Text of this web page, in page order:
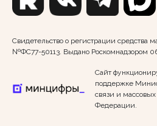
Свидетельство о регистрации средства
№ФС77-50113. Выдано Роскомнадзором
Сайт
поддержке
связи и
Федерации.